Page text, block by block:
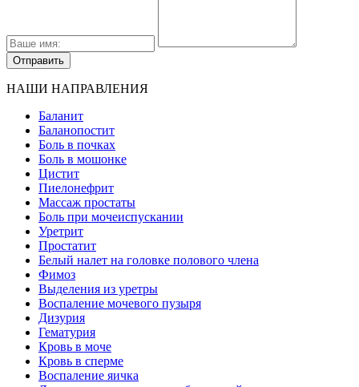
НАШИ НАПРАВЛЕНИЯ
Баланит
Баланопостит
Боль в почках
Боль в мошонке
Цистит
Пиелонефрит
Массаж простаты
Боль при мочеиспускании
Уретрит
Простатит
Белый налет на головке полового члена
Фимоз
Выделения из уретры
Воспаление мочевого пузыря
Дизурия
Гематурия
Кровь в моче
Кровь в сперме
Воспаление яичка